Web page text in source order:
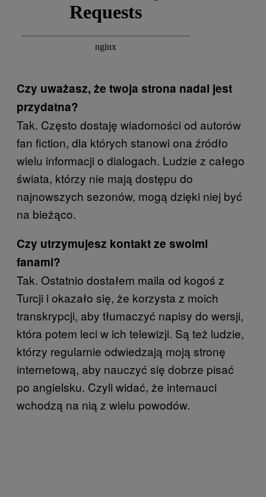
Czy uważasz, że twoja strona nadal jest
przydatna?
Tak. Często dostaję wiadomości od autorów
fan fiction, dla których stanowi ona źródło
wielu informacji o dialogach. Ludzie z całego
świata, którzy nie mają dostępu do
najnowszych sezonów, mogą dzięki niej być
na bieżąco.
Czy utrzymujesz kontakt ze swoimi
fanami?
Tak. Ostatnio dostałem maila od kogoś z
Turcji i okazało się, że korzysta z moich
transkrypcji, aby tłumaczyć napisy do wersji,
która potem leci w ich telewizji. Są też ludzie,
którzy regularnie odwiedzają moją stronę
internetową, aby nauczyć się dobrze pisać
po angielsku. Czyli widać, że internauci
wchodzą na nią z wielu powodów.